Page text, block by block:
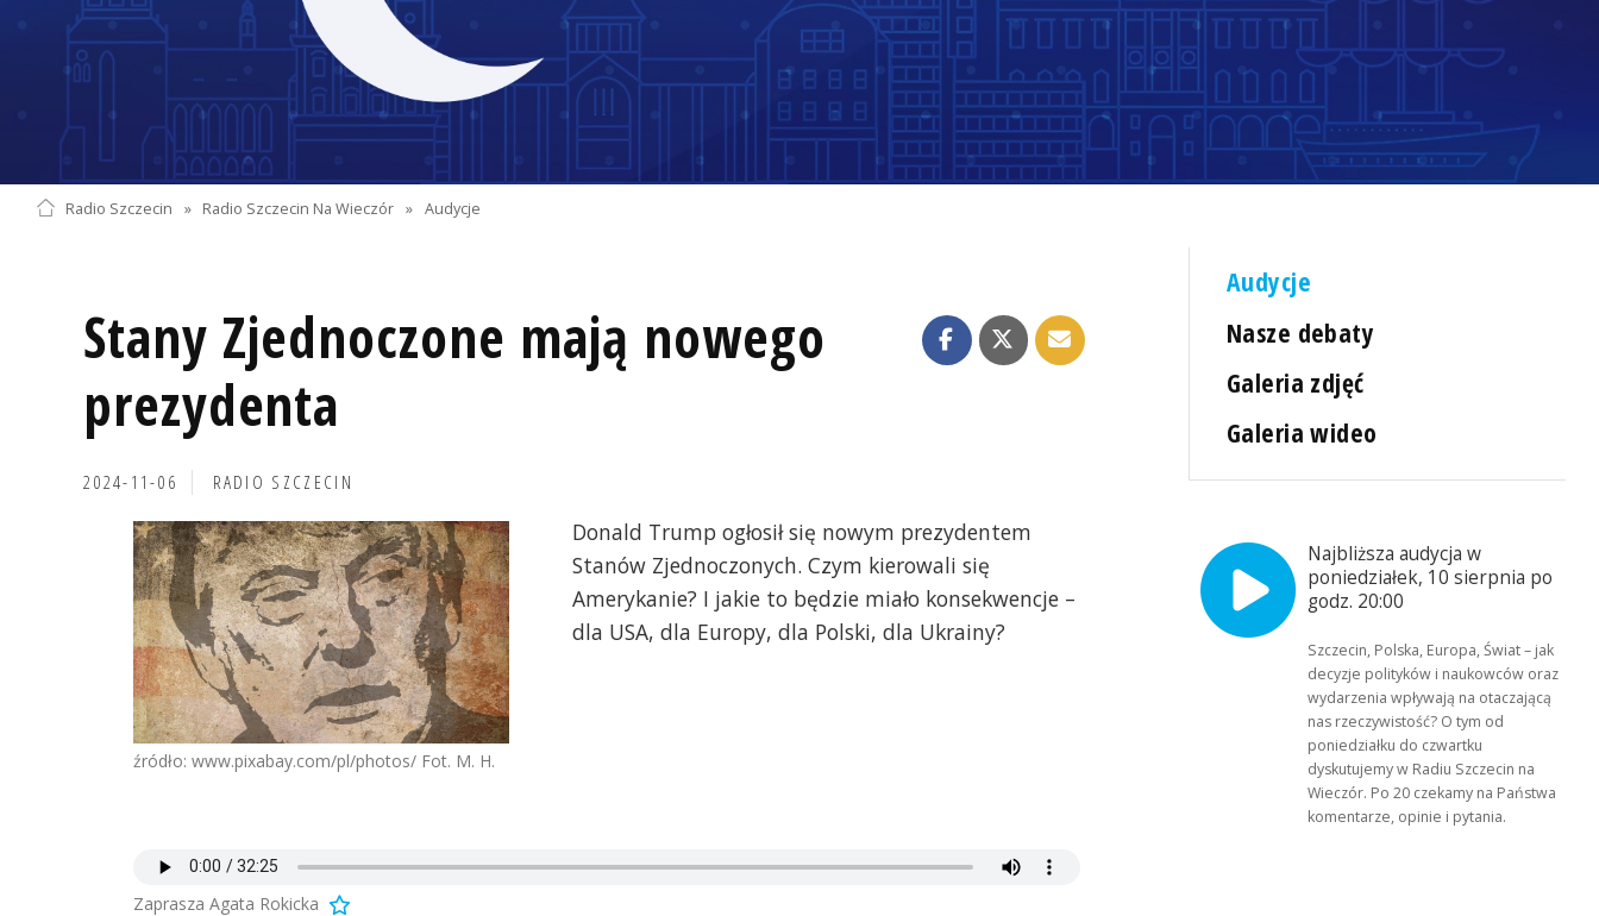
Radio Szczecin » Radio Szczecin Na Wieczór » Audycje
Stany Zjednoczone mają nowego
prezydenta
2024-11-06 RADIO SZCZECIN
źródło: www.pixabay.com/pl/photos/ Fot. M. H.
Donald Trump ogłosił się nowym prezydentem
Stanów Zjednoczonych. Czym kierowali się
Amerykanie? I jakie to będzie miało konsekwencje –
dla USA, dla Europy, dla Polski, dla Ukrainy?
Zaprasza Agata Rokicka
Audycje
Nasze debaty
Galeria zdjęć
Galeria wideo
Najbliższa audycja w
poniedziałek, 10 sierpnia po
godz. 20:00
Szczecin, Polska, Europa, Świat – jak
decyzje polityków i naukowców oraz
wydarzenia wpływają na otaczającą
nas rzeczywistość? O tym od
poniedziałku do czwartku
dyskutujemy w Radiu Szczecin na
Wieczór. Po 20 czekamy na Państwa
komentarze, opinie i pytania.